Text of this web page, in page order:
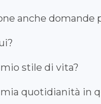
anche domande
stile di vita?
quotidianità in